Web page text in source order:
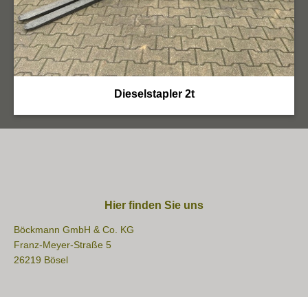
Dieselstapler 2t
Hier finden Sie uns
Böckmann GmbH & Co. KG
Franz-Meyer-Straße 5
26219 Bösel